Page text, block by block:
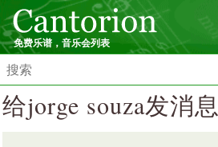
免费乐谱，音乐会列表
给jorge souza发消息